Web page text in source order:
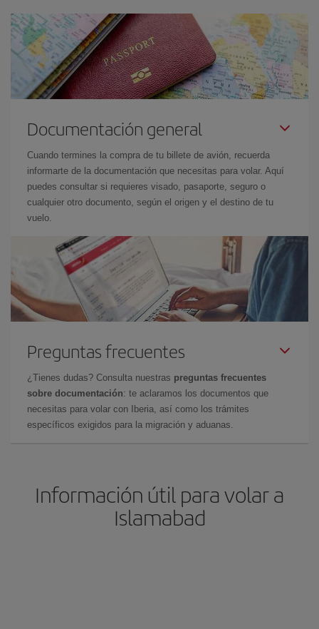
Documentación general
Cuando termines la compra de tu billete de avión, recuerda
informarte de la documentación que necesitas para volar. Aquí
puedes consultar si requieres visado, pasaporte, seguro o
cualquier otro documento, según el origen y el destino de tu
vuelo.
Preguntas frecuentes
¿Tienes dudas? Consulta nuestras preguntas frecuentes
sobre documentación: te aclaramos los documentos que
necesitas para volar con Iberia, así como los trámites
específicos exigidos para la migración y aduanas.
Información útil para volar a
Islamabad